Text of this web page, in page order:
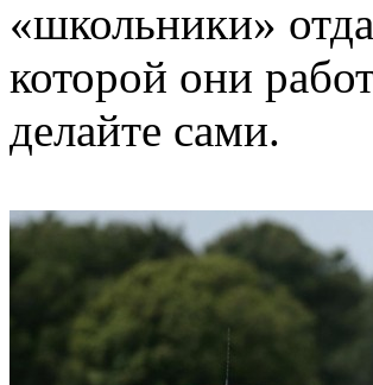
«школьники»
которой они
делайте сами.